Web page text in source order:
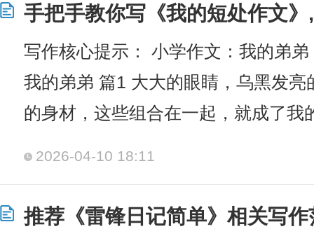
手把手教你写《我的短处作文
写作核心提示： 小学作文：我的弟
我的弟弟 篇1 大大的眼睛，乌黑发
的身材，这些组合在一起，就成了我
2026-04-10 18:11
推荐《雷锋日记简单》相关写